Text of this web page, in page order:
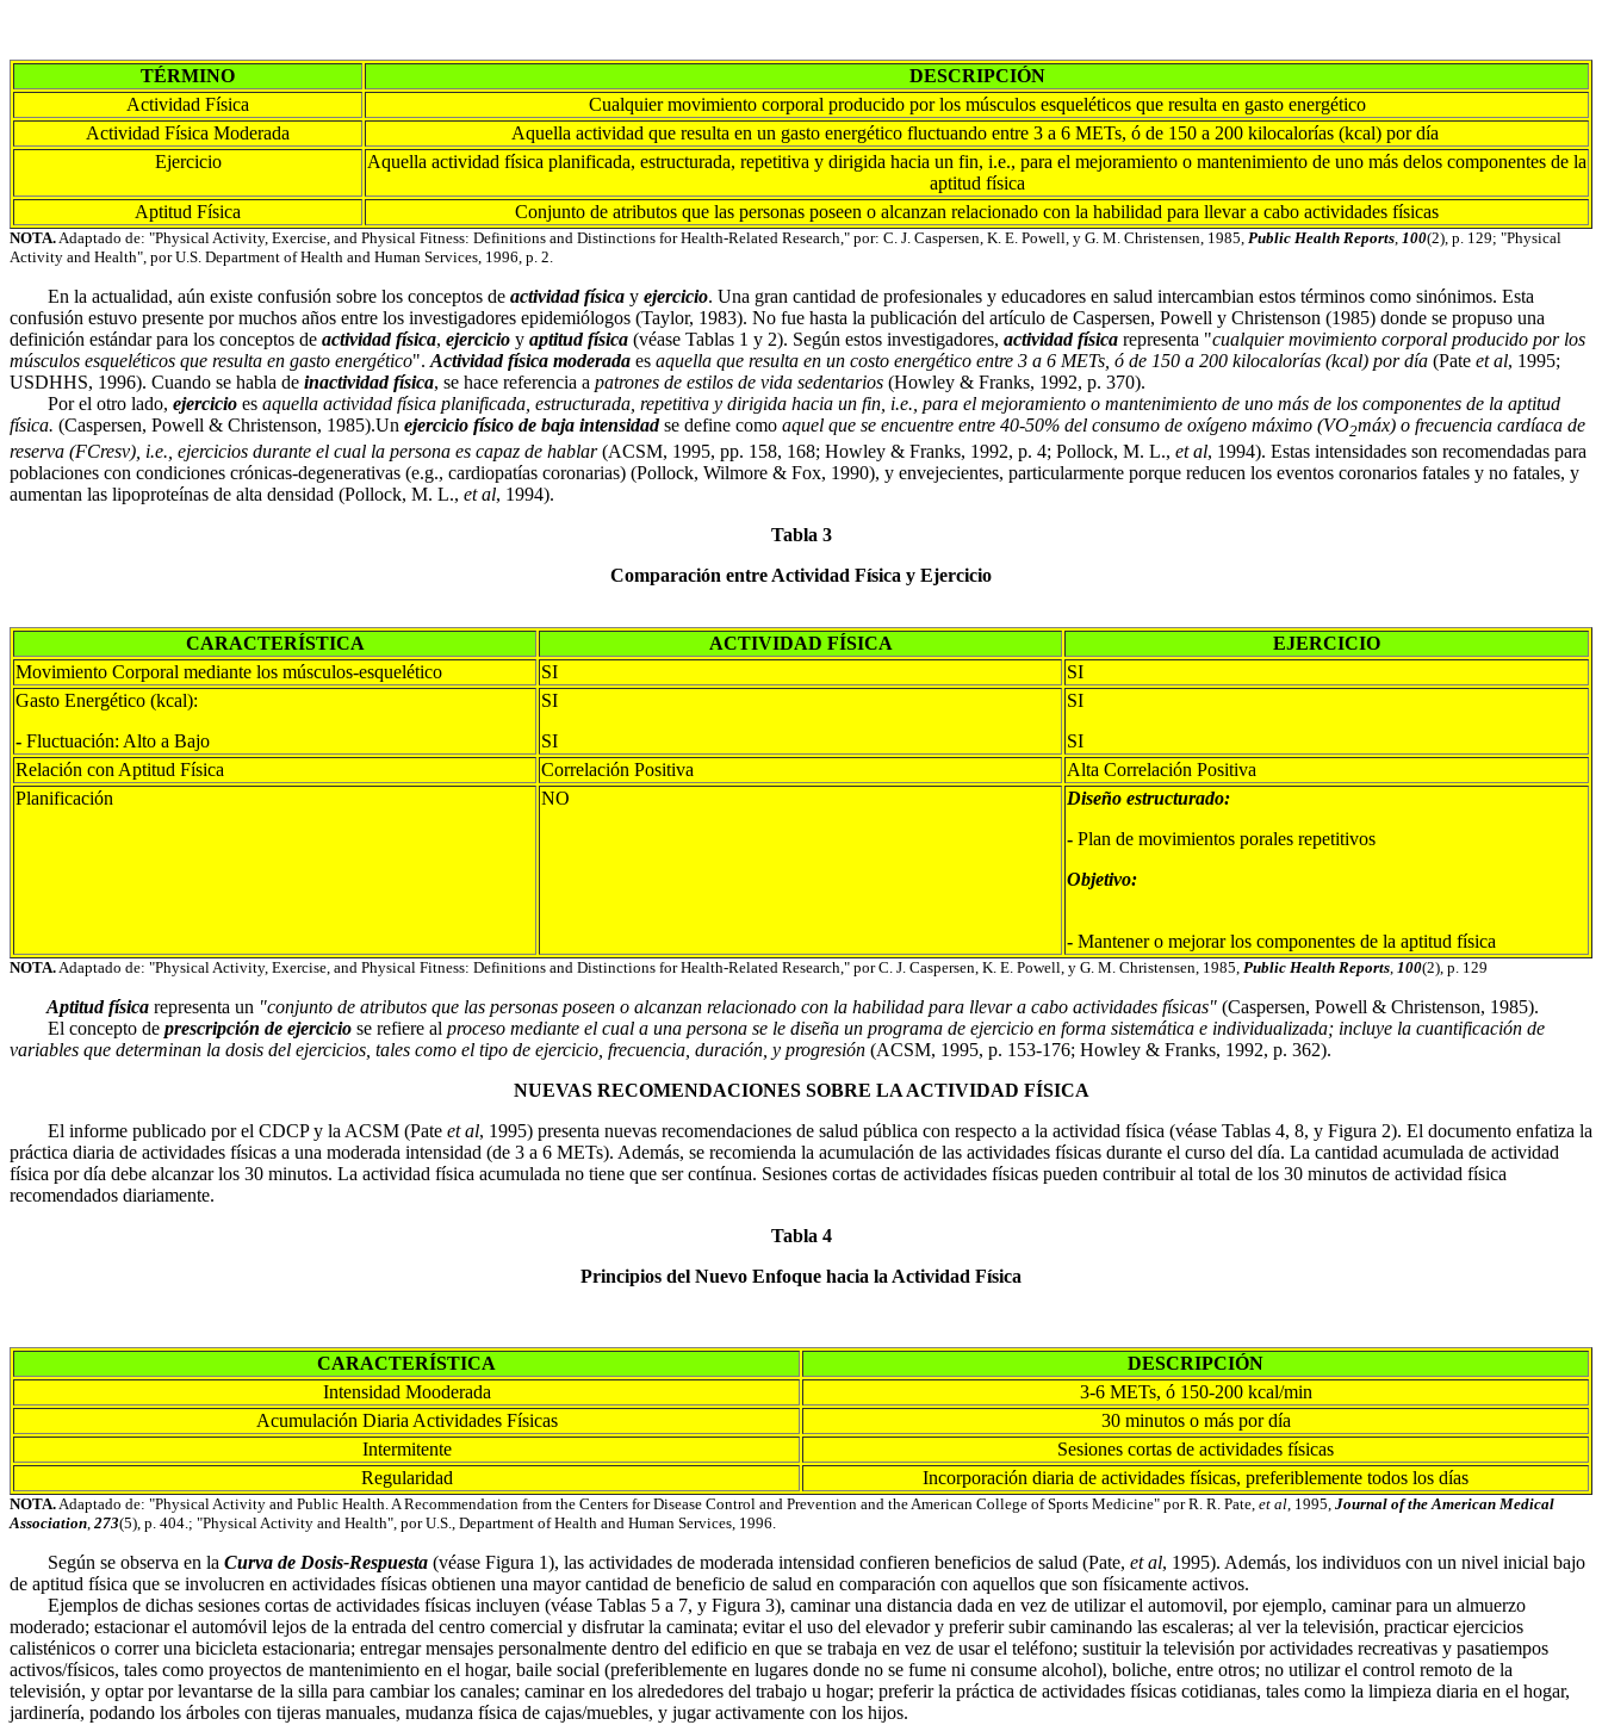
TÉRMINO
DESCRIPCIÓN
Actividad Física
Cualquier movimiento corporal producido por los músculos esqueléticos que resulta en gasto energético
Actividad Física Moderada
Aquella actividad que resulta en un gasto energético fluctuando entre 3 a 6 METs, ó de 150 a 200 kilocalorías (kcal) por día
Ejercicio
Aquella actividad física planificada, estructurada, repetitiva y dirigida hacia un fin, i.e., para el mejoramiento o mantenimiento de uno más delos componentes de la
aptitud física
Aptitud Física
Conjunto de atributos que las personas poseen o alcanzan relacionado con la habilidad para llevar a cabo actividades físicas
NOTA.Adaptado de: "Physical Activity, Exercise, and Physical Fitness: Definitions and Distinctions for Health-Related Research," por: C. J. Caspersen, K. E. Powell, y G. M. Christensen, 1985, Public Health Reports, 100(2), p. 129; "Physical
Activity and Health", por U.S. Department of Health and Human Services, 1996, p. 2.
En la actualidad, aún existe confusión sobre los conceptos de actividad física y ejercicio. Una gran cantidad de profesionales y educadores en salud intercambian estos términos como sinónimos. Esta
confusión estuvo presente por muchos años entre los investigadores epidemiólogos (Taylor, 1983). No fue hasta la publicación del artículo de Caspersen, Powell y Christenson (1985) donde se propuso una
definición estándar para los conceptos de actividad física, ejercicio y aptitud física (véase Tablas 1 y 2). Según estos investigadores, actividad física representa "cualquier movimiento corporal producido por los
músculos esqueléticos que resulta en gasto energético". Actividad física moderada es aquella que resulta en un costo energético entre 3 a 6 METs, ó de 150 a 200 kilocalorías (kcal) por día (Pate et al, 1995;
USDHHS, 1996). Cuando se habla de inactividad física, se hace referencia a patrones de estilos de vida sedentarios (Howley & Franks, 1992, p. 370).
Por el otro lado, ejercicio es aquella actividad física planificada, estructurada, repetitiva y dirigida hacia un fin, i.e., para el mejoramiento o mantenimiento de uno más de los componentes de la aptitud
física. (Caspersen, Powell & Christenson, 1985).Un ejercicio físico de baja intensidadse define como aquel que se encuentre entre 40-50% del consumo de oxígeno máximo (VO2máx) o frecuencia cardíaca de
reserva (FCresv), i.e., ejercicios durante el cual la persona es capaz de hablar(ACSM, 1995, pp. 158, 168; Howley & Franks, 1992, p. 4; Pollock, M. L., et al, 1994). Estas intensidades son recomendadas para
poblaciones con condiciones crónicas-degenerativas (e.g., cardiopatías coronarias) (Pollock, Wilmore & Fox, 1990), y envejecientes, particularmente porque reducen los eventos coronarios fatales y no fatales, y
aumentan las lipoproteínas de alta densidad (Pollock, M. L., et al, 1994).
Tabla 3
Comparación entre Actividad Física y Ejercicio
CARACTERÍSTICA ACTIVIDAD FÍSICA
EJERCICIO
Movimiento Corporal mediante los músculos-esquelético
SI
SI
Gasto Energético (kcal):
- Fluctuación: Alto a Bajo
SI
SI
SI
SI
Relación con Aptitud Física
Correlación Positiva
Alta Correlación Positiva
Planificación
NO
Diseño estructurado:
- Plan de movimientos porales repetitivos
Objetivo:
- Mantener o mejorar los componentes de la aptitud física
NOTA.Adaptado de: "Physical Activity, Exercise, and Physical Fitness: Definitions and Distinctions for Health-Related Research," por C. J. Caspersen, K. E. Powell, y G. M. Christensen, 1985, Public Health Reports, 100(2), p. 129
Aptitud física representa un "conjunto de atributos que las personas poseen o alcanzan relacionado con la habilidad para llevar a cabo actividades físicas" (Caspersen, Powell & Christenson, 1985).
El concepto de prescripción de ejercicio se refiere al proceso mediante el cual a una persona se le diseña un programa de ejercicio en forma sistemática e individualizada; incluye la cuantificación de
variables que determinan la dosis del ejercicios, tales como el tipo de ejercicio, frecuencia, duración, y progresión (ACSM, 1995, p. 153-176; Howley & Franks, 1992, p. 362).
NUEVAS RECOMENDACIONES SOBRE LA ACTIVIDAD FÍSICA
El informe publicado por el CDCP y la ACSM (Pate et al, 1995) presenta nuevas recomendaciones de salud pública con respecto a la actividad física (véase Tablas 4, 8, y Figura 2). El documento enfatiza la
práctica diaria de actividades físicas a una moderada intensidad (de 3 a 6 METs). Además, se recomienda la acumulación de las actividades físicas durante el curso del día. La cantidad acumulada de actividad
física por día debe alcanzar los 30 minutos. La actividad física acumulada no tiene que ser contínua. Sesiones cortas de actividades físicas pueden contribuir al total de los 30 minutos de actividad física
recomendados diariamente.
Tabla 4
Principios del Nuevo Enfoque hacia la Actividad Física
CARACTERÍSTICA
DESCRIPCIÓN
Intensidad Mooderada
3-6 METs, ó 150-200 kcal/min
Acumulación Diaria Actividades Físicas
30 minutos o más por día
Intermitente
Sesiones cortas de actividades físicas
Regularidad
Incorporación diaria de actividades físicas, preferiblemente todos los días
NOTA.Adaptado de: "Physical Activity and Public Health. A Recommendation from the Centers for Disease Control and Prevention and the American College of Sports Medicine" por R. R. Pate, et al, 1995, Journal of the American Medical
Association, 273(5), p. 404.; "Physical Activity and Health", por U.S., Department of Health and Human Services, 1996.
Según se observa en la Curva de Dosis-Respuesta (véase Figura 1), las actividades de moderada intensidad confieren beneficios de salud (Pate, et al, 1995). Además, los individuos con un nivel inicial bajo
de aptitud física que se involucren en actividades físicas obtienen una mayor cantidad de beneficio de salud en comparación con aquellos que son físicamente activos.
Ejemplos de dichas sesiones cortas de actividades físicas incluyen (véase Tablas 5 a 7, y Figura 3), caminar una distancia dada en vez de utilizar el automovil, por ejemplo, caminar para un almuerzo
moderado; estacionar el automóvil lejos de la entrada del centro comercial y disfrutar la caminata; evitar el uso del elevador y preferir subir caminando las escaleras; al ver la televisión, practicar ejercicios
calisténicos o correr una bicicleta estacionaria; entregar mensajes personalmente dentro del edificio en que se trabaja en vez de usar el teléfono; sustituir la televisión por actividades recreativas y pasatiempos
activos/físicos, tales como proyectos de mantenimiento en el hogar, baile social (preferiblemente en lugares donde no se fume ni consume alcohol), boliche, entre otros; no utilizar el control remoto de la
televisión, y optar por levantarse de la silla para cambiar los canales; caminar en los alrededores del trabajo u hogar; preferir la práctica de actividades físicas cotidianas, tales como la limpieza diaria en el hogar,
jardinería, podando los árboles con tijeras manuales, mudanza física de cajas/muebles, y jugar activamente con los hijos.